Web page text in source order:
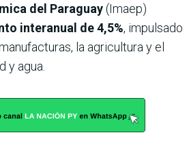
del Paraguay(Imaep)
interanual de 4,5%, impulsado
la agricultura y el
y agua.